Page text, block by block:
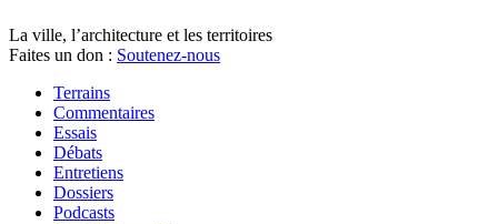
La ville, l’architecture et les territoires
Faites un don : Soutenez-nous
Terrains
Commentaires
Essais
Débats
Entretiens
Dossiers
Podcasts